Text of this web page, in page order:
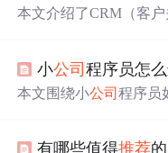
本文介绍了CRM（客
RM、sugarCRM的衍生
客户管理系统，涵盖了
小公司程序员怎
本文围绕小公司程序员
来趋势；考研，重回
有哪些值得推荐